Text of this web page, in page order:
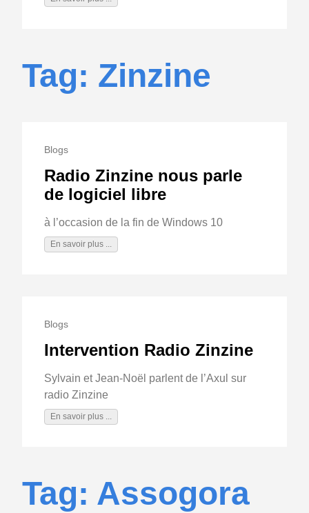
Tag: Zinzine
Blogs
Radio Zinzine nous parle
de logiciel libre
à l’occasion de la fin de Windows 10
En savoir plus ...
Blogs
Intervention Radio Zinzine
Sylvain et Jean-Noël parlent de l’Axul sur
radio Zinzine
En savoir plus ...
Tag: Assogora